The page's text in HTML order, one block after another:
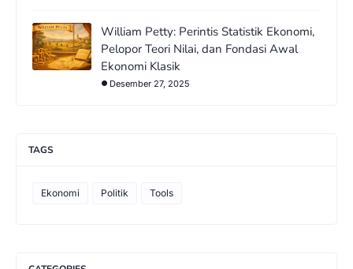
William Petty: Perintis Statistik Ekonomi,
Pelopor Teori Nilai, dan Fondasi Awal
Ekonomi Klasik
Desember 27, 2025
TAGS
Ekonomi Politik Tools